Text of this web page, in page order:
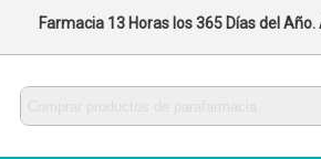
Farmacia 13 Horas los 365 Días del